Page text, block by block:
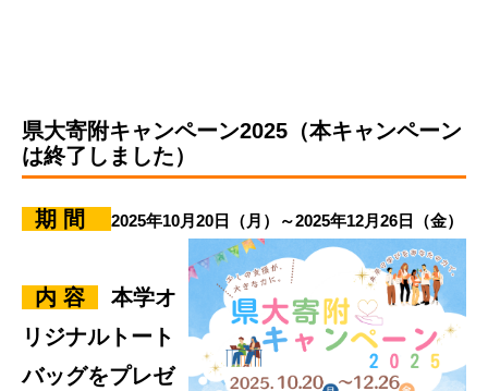
県大寄附キャンペーン2025（本キャンペーン
は終了しました）
期 間 2025年10月20日（月）～2025年12月26日（金）
内 容
本学オ
リジナルトート
バッグをプレゼ